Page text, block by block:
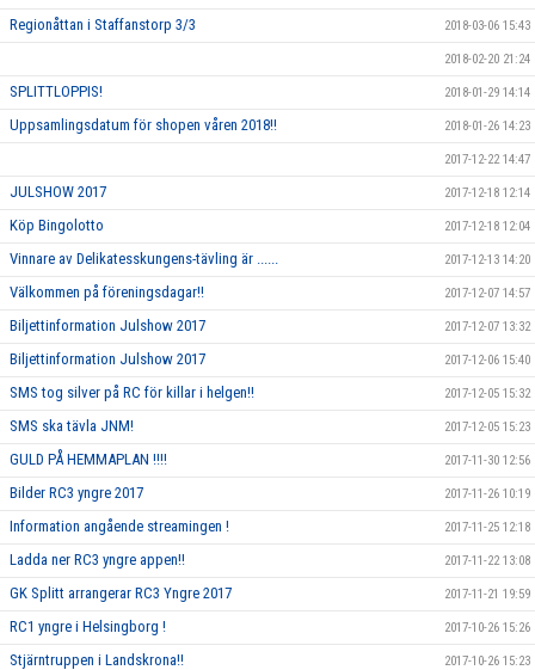
Regionåttan i Staffanstorp 3/3 2018-03-06 15:43
2018-02-20 21:24
SPLITTLOPPIS! 2018-01-29 14:14
Uppsamlingsdatum för shopen våren 2018!! 2018-01-26 14:23
2017-12-22 14:47
JULSHOW 2017 2017-12-18 12:14
Köp Bingolotto 2017-12-18 12:04
Vinnare av Delikatesskungens-tävling är ...... 2017-12-13 14:20
Välkommen på föreningsdagar!! 2017-12-07 14:57
Biljettinformation Julshow 2017 2017-12-07 13:32
Biljettinformation Julshow 2017 2017-12-06 15:40
SMS tog silver på RC för killar i helgen!! 2017-12-05 15:32
SMS ska tävla JNM! 2017-12-05 15:23
GULD PÅ HEMMAPLAN !!!! 2017-11-30 12:56
Bilder RC3 yngre 2017 2017-11-26 10:19
Information angående streamingen ! 2017-11-25 12:18
Ladda ner RC3 yngre appen!! 2017-11-22 13:08
GK Splitt arrangerar RC3 Yngre 2017 2017-11-21 19:59
RC1 yngre i Helsingborg ! 2017-10-26 15:26
Stjärntruppen i Landskrona!! 2017-10-26 15:23